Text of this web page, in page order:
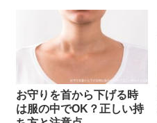
お守りを首から下げる時
は服の中でOK？正しい持